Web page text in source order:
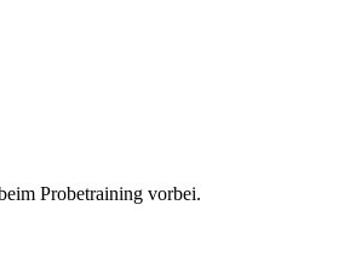
Probetraining vorbei.